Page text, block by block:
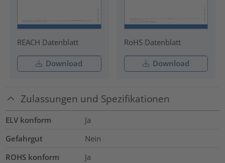
REACH Datenblatt
Download
RoHS Datenblatt
Download
Zulassungen und Spezifikationen
ELV konform
Ja
Gefahrgut
Nein
ROHS konform
Ja